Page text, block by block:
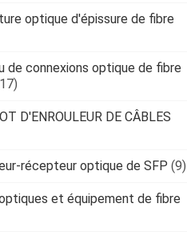
optique d'épissure de fibre
de connexions optique de fibre
D'ENROULEUR DE CÂBLES
récepteur optique de SFP (9)
et équipement de fibre